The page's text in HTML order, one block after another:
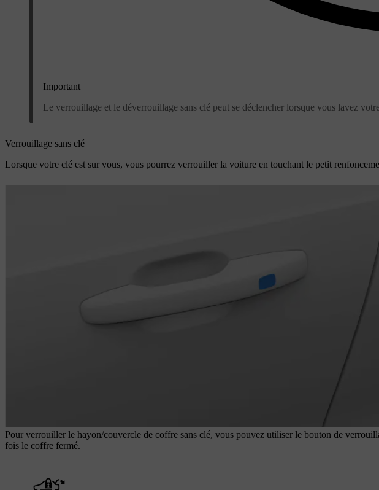
Important
Le verrouillage et le déverrouillage sans clé peut se déclencher lorsque vous lavez
Verrouillage sans clé
Lorsque votre clé est sur vous, vous pourrez verrouiller la voiture en touchant le petit
Pour verrouiller le hayon/couvercle de coffre sans clé, vous pouvez utiliser le bouton de
fois le coffre fermé.